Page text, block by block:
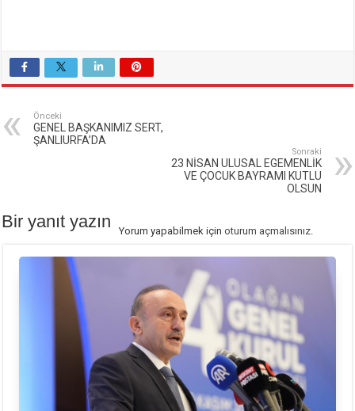
Önceki
GENEL BAŞKANIMIZ SERT,
ŞANLIURFA’DA
Sonraki
23 NİSAN ULUSAL EGEMENLİK
VE ÇOCUK BAYRAMI KUTLU
OLSUN
Bir yanıt yazın Yorum yapabilmek içinoturum açmalısınız.